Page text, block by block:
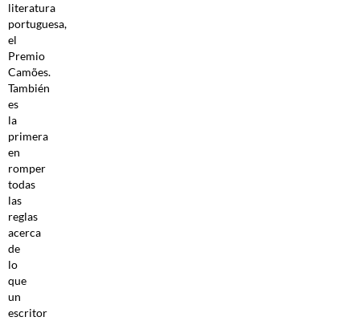
literatura
portuguesa,
el
Premio
Camões.
También
es
la
primera
en
romper
todas
las
reglas
acerca
de
lo
que
un
escritor